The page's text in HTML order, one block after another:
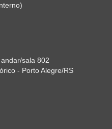
sala 802
- Porto Alegre/RS